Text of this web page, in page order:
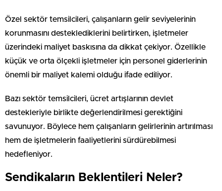
Özel sektör temsilcileri, çalışanların gelir seviyelerinin
korunmasını desteklediklerini belirtirken, işletmeler
üzerindeki maliyet baskısına da dikkat çekiyor. Özellikle
küçük ve orta ölçekli işletmeler için personel giderlerinin
önemli bir maliyet kalemi olduğu ifade ediliyor.
Bazı sektör temsilcileri, ücret artışlarının devlet
destekleriyle birlikte değerlendirilmesi gerektiğini
savunuyor. Böylece hem çalışanların gelirlerinin artırılması
hem de işletmelerin faaliyetlerini sürdürebilmesi
hedefleniyor.
Sendikaların Beklentileri Neler?